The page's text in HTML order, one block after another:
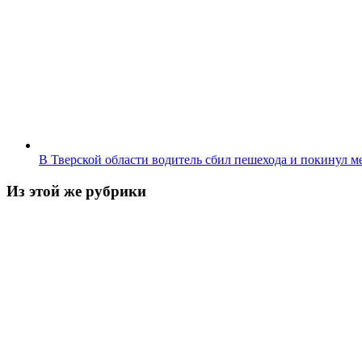
В Тверской области водитель сбил пешехода и покинул
Из этой же рубрики